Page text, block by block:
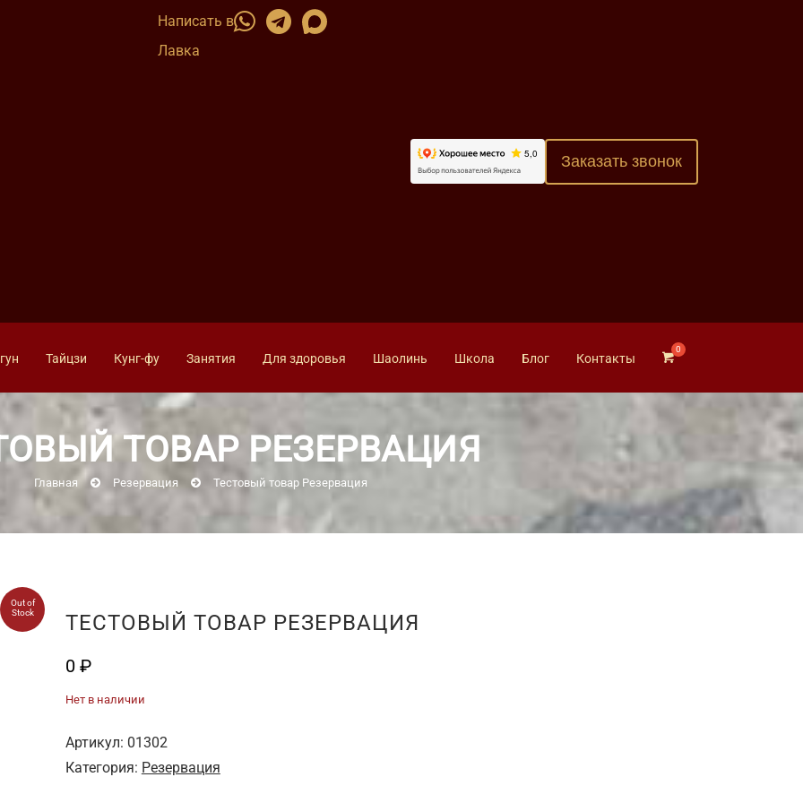
Написать в
Лавка
Заказать звонок
Тайцзи Кунг-фу Занятия Для здоровья Шаолинь Школа Блог Контакты
ТОВАР РЕЗЕРВАЦИЯ
Главная Резервация Тестовый товар Резервация
Out of
Stock
ТЕСТОВЫЙ ТОВАР РЕЗЕРВАЦИЯ
0 ₽
Нет в наличии
Артикул: 01302
Категория: Резервация